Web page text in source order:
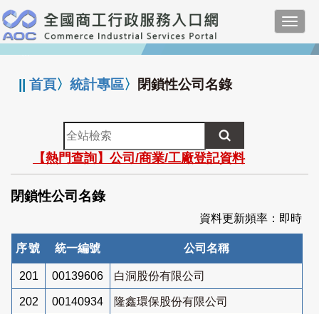
跳
到
主
要
:::
||首頁〉統計專區〉 閉鎖性公司名錄
全
站
檢
索
【熱門查詢】公司/商業/工廠登記資料
閉鎖性公司名錄
資料更新頻率：即時
序號 統一編號 公司名稱
201 00139606 白洞股份有限公司
202 00140934 隆鑫環保股份有限公司